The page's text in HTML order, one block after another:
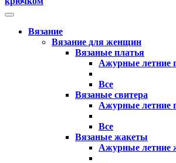
Вязание
Вязание для женщин
Вязаные платья
Ажурные летние
Все
Вязаные свитера
Ажурные летние
Все
Вязаные жакеты
Ажурные летние